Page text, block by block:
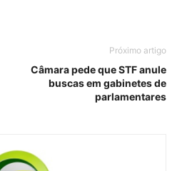
Próximo artigo
Câmara pede que STF anule
buscas em gabinetes de
parlamentares